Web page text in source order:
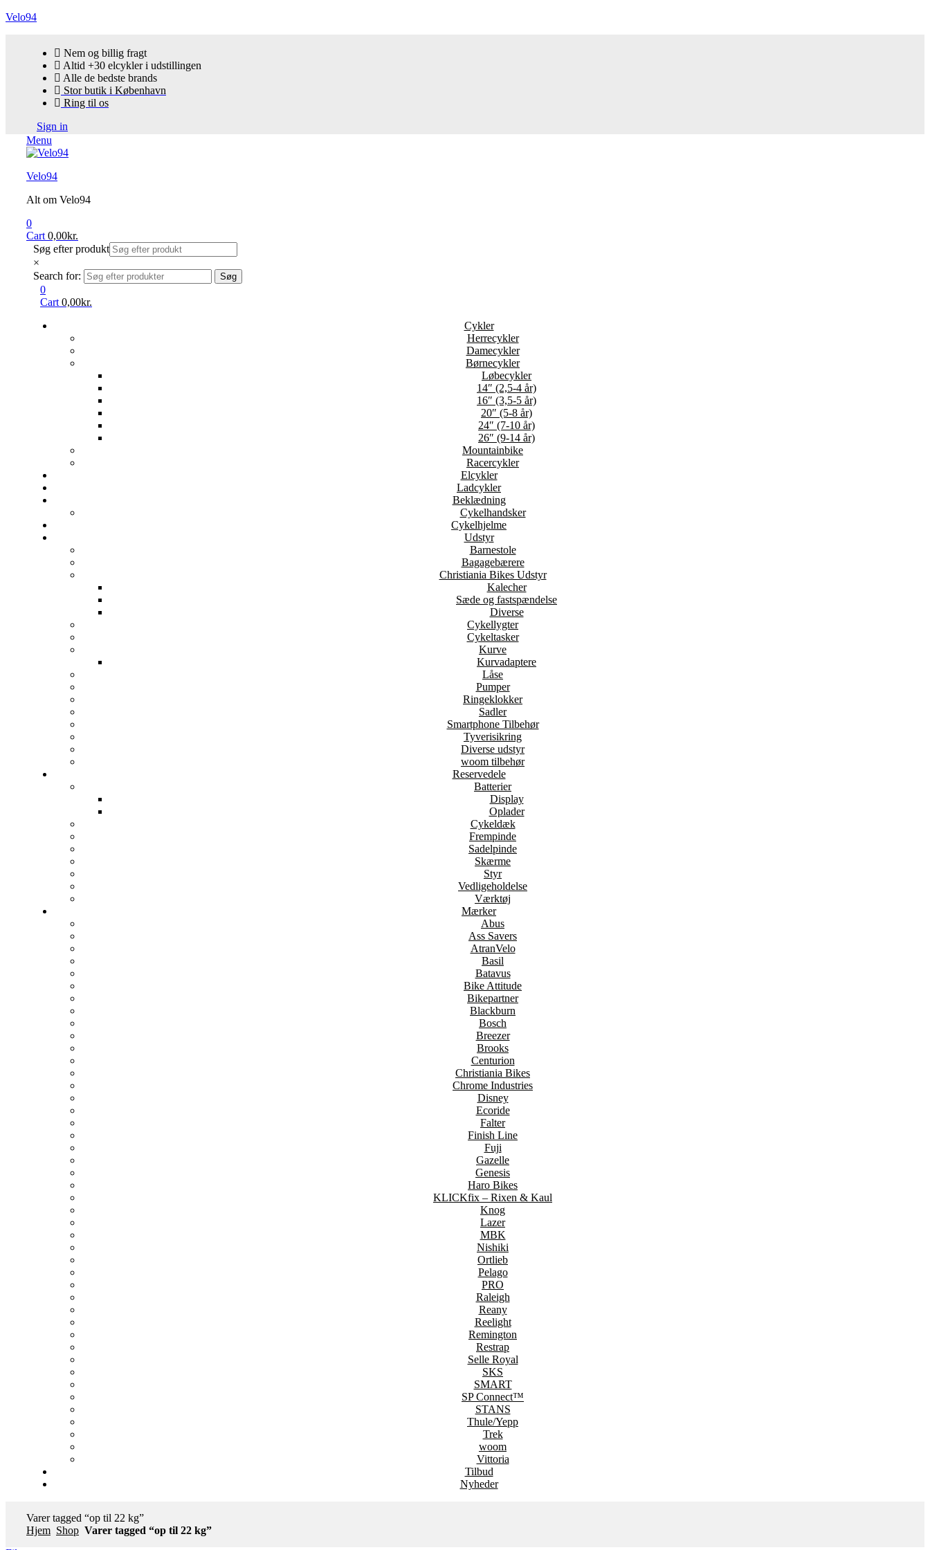
Velo94
Nem og billig fragt
Altid +30 elcykler i udstillingen
Alle de bedste brands
Stor butik i København
Ring til os
Sign in
Menu
Velo94
Alt om Velo94
0
Cart 0,00kr.
Søg efter produkt
×
Search for:
Søg
0
Cart 0,00kr.
Cykler
Herrecykler
Damecykler
Børnecykler
Løbecykler
14″ (2,5-4 år)
16″ (3,5-5 år)
20″ (5-8 år)
24″ (7-10 år)
26″ (9-14 år)
Mountainbike
Racercykler
Elcykler
Ladcykler
Beklædning
Cykelhandsker
Cykelhjelme
Udstyr
Barnestole
Bagagebærere
Christiania Bikes Udstyr
Kalecher
Sæde og fastspændelse
Diverse
Cykellygter
Cykeltasker
Kurve
Kurvadaptere
Låse
Pumper
Ringeklokker
Sadler
Smartphone Tilbehør
Tyverisikring
Diverse udstyr
woom tilbehør
Reservedele
Batterier
Display
Oplader
Cykeldæk
Frempinde
Sadelpinde
Skærme
Styr
Vedligeholdelse
Værktøj
Mærker
Abus
Ass Savers
AtranVelo
Basil
Batavus
Bike Attitude
Bikepartner
Blackburn
Bosch
Breezer
Brooks
Centurion
Christiania Bikes
Chrome Industries
Disney
Ecoride
Falter
Finish Line
Fuji
Gazelle
Genesis
Haro Bikes
KLICKfix – Rixen & Kaul
Knog
Lazer
MBK
Nishiki
Ortlieb
Pelago
PRO
Raleigh
Reany
Reelight
Remington
Restrap
Selle Royal
SKS
SMART
SP Connect™
STANS
Thule/Yepp
Trek
woom
Vittoria
Tilbud
Nyheder
Varer tagged “op til 22 kg”
Hjem Shop Varer tagged “op til 22 kg”